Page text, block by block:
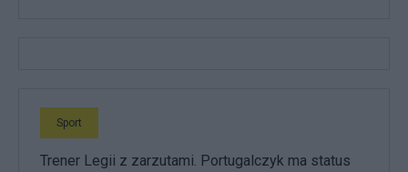
Sport
Trener Legii z zarzutami. Portugalczyk ma status